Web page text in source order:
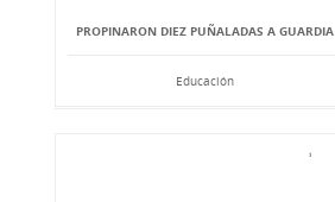
PROPINARON DIEZ PUÑALADAS A GUARDIA
Educación